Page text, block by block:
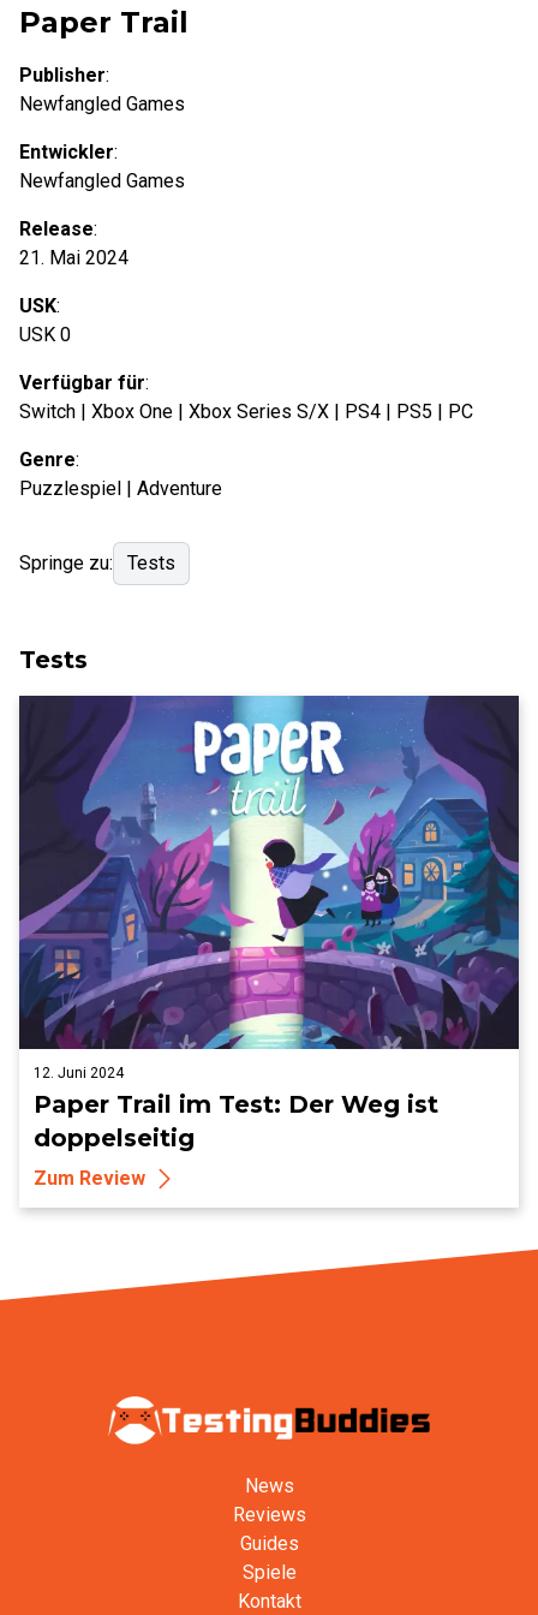
Paper Trail
Publisher:
Newfangled Games
Entwickler:
Newfangled Games
Release:
21. Mai 2024
USK:
USK 0
Verfügbar für:
Switch | Xbox One | Xbox Series S/X | PS4 | PS5 | PC
Genre:
Puzzlespiel | Adventure
Springe zu: Tests
Tests
12. Juni 2024
Paper Trail im Test: Der Weg ist
doppelseitig
Zum Review
News
Reviews
Guides
Spiele
Kontakt